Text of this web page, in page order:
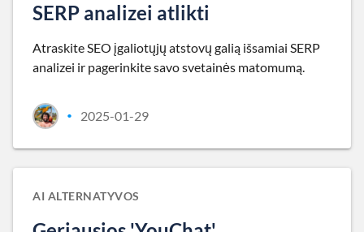
SERP analizei atlikti
Atraskite SEO įgaliotųjų atstovų galią išsamiai SERP
analizei ir pagerinkite savo svetainės matomumą.
• 2025-01-29
AI ALTERNATYVOS